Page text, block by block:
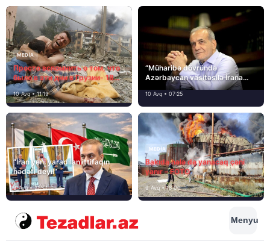
MEDİA
Просто вспомнить о том, что
было в эти дни в Грузии- 18
лет назад, 8 августа 2008
года…
10 Avq • 11:19
“Müharibə dövründə
Azərbaycan vasitəsilə İrana
yardım və dəstək göstərilib”
10 Avq • 07:25
“İran yeni yaradılan ittifaqın
hədəfi deyil”
9 Avq • 21:54
MEDİA
Bakıda hələ də yanacaq çəni
yanır – FOTO
9 Avq • 18:00
Menyu